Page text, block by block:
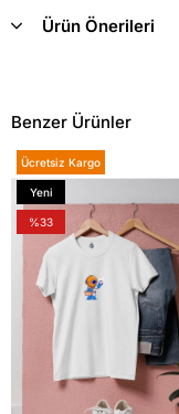
Ürün Önerileri
Benzer Ürünler
Ücretsiz Kargo
Yeni
Ürün
%33